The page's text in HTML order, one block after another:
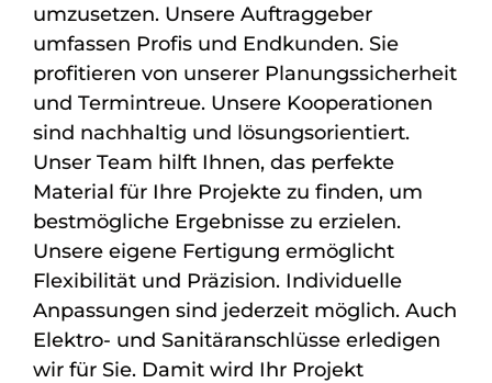
umzusetzen. Unsere Auftraggeber
umfassen Profis und Endkunden. Sie
profitieren von unserer Planungssicherheit
und Termintreue. Unsere Kooperationen
sind nachhaltig und lösungsorientiert.
Unser Team hilft Ihnen, das perfekte
Material für Ihre Projekte zu finden, um
bestmögliche Ergebnisse zu erzielen.
Unsere eigene Fertigung ermöglicht
Flexibilität und Präzision. Individuelle
Anpassungen sind jederzeit möglich. Auch
Elektro- und Sanitäranschlüsse erledigen
wir für Sie. Damit wird Ihr Projekt